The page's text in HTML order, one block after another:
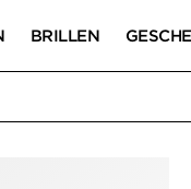
BRILLEN